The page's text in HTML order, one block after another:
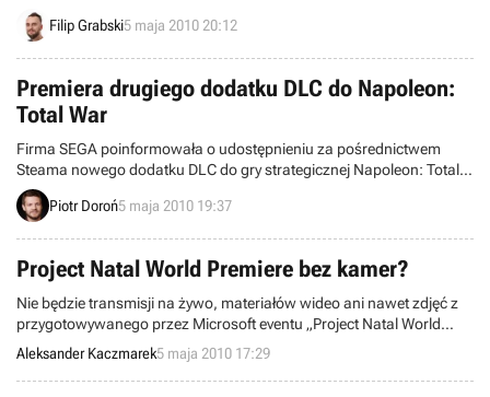
sygnowane nazwiskiem Toma Clancy'ego. Dzisiaj oficjalnie
poznajemy pierwszą z nich.
Filip Grabski5 maja 2010 20:12
Premiera drugiego dodatku DLC do Napoleon:
Total War
Firma SEGA poinformowała o udostępnieniu za pośrednictwem
Steama nowego dodatku DLC do gry strategicznej Napoleon: Total
War. W skład rozszerzenia kosztującego 1,99 euro weszło sześć
nowych jednostek oraz niedostępny dotąd scenariusz.
Piotr Doroń5 maja 2010 19:37
Project Natal World Premiere bez kamer?
Nie będzie transmisji na żywo, materiałów wideo ani nawet zdjęć z
przygotowywanego przez Microsoft eventu „Project Natal World
Premiere”, który odbędzie się 13 czerwca, na dwa dni przed targami
E3. Gigant z Redmont zaapelował do dziennikarzy, by tego wieczora
zostawili wszystkie techniczne gadżety w domach i najzwyczajniej
Aleksander Kaczmarek5 maja 2010 17:29